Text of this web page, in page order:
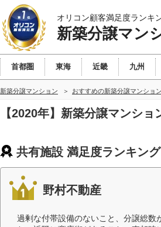
オリコン顧客満足度ランキ
新築分譲マン
首都圏 東海 近畿 九州
新築分譲マンション おすすめの新築分譲マンショ
【2020年】新築分譲マンシ
共有施設 満足度ランキング
野村不動産
過剰な付帯設備のないこと、分譲総数